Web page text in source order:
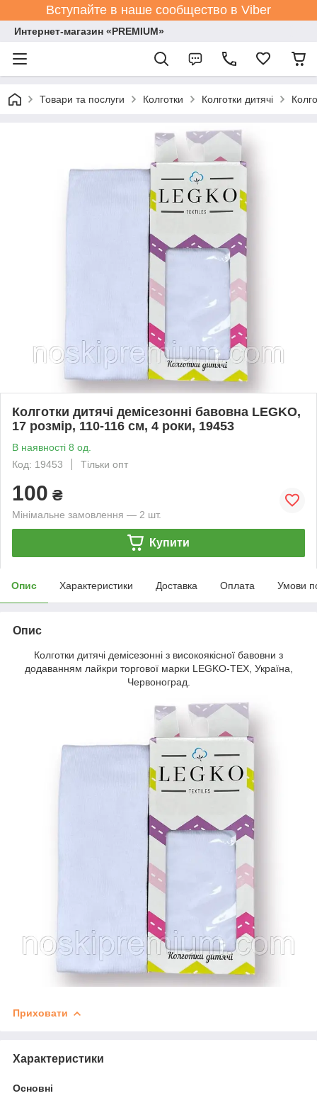
Вступайте в наше сообщество в Viber
Интернет-магазин «PREMIUM»
Товари та послуги Колготки Колготки дитячі
Колготки дитячі демісезонні бавовна LEGKO,
17 розмір, 110-116 см, 4 роки, 19453
В наявності 8 од.
Код: 19453
Тільки опт
100 ₴
Мінімальне замовлення — 2 шт.
Купити
Опис Характеристики Доставка Оплата Умови
Опис
Колготки дитячі демісезонні з високоякісної бавовни з
додаванням лайкри торгової марки LEGKO-TEX, Україна,
Червоноград.
Приховати
Характеристики
Основні